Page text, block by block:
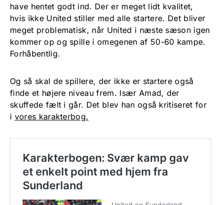
have hentet godt ind. Der er meget lidt kvalitet,
hvis ikke United stiller med alle startere. Det bliver
meget problematisk, når United i næste sæson igen
kommer op og spille i omegenen af 50-60 kampe.
Forhåbentlig.
Og så skal de spillere, der ikke er startere også
finde et højere niveau frem. Især Amad, der
skuffede fælt i går. Det blev han også kritiseret for
i vores karakterbog.